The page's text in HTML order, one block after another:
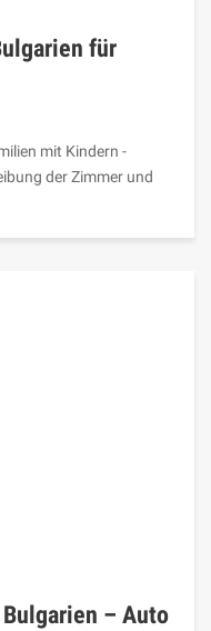
für
mit Kindern -
der Zimmer und
– Auto